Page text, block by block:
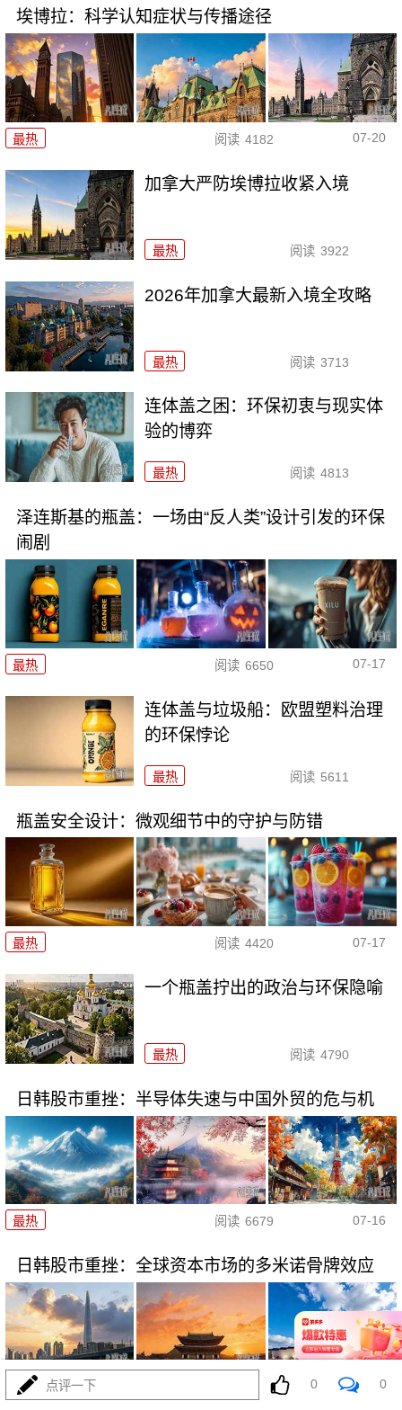
埃博拉：科学认知症状与传播途径
最热 阅读 4182 07-20
加拿大严防埃博拉收紧入境
最热 阅读 3922
2026年加拿大最新入境全攻略
最热 阅读 3713
连体盖之困：环保初衷与现实体
验的博弈
最热 阅读 4813
泽连斯基的瓶盖：一场由“反人类”设计引发的环保
闹剧
最热 阅读 6650 07-17
连体盖与垃圾船：欧盟塑料治理
的环保悖论
最热 阅读 5611
瓶盖安全设计：微观细节中的守护与防错
最热 阅读 4420 07-17
一个瓶盖拧出的政治与环保隐喻
最热 阅读 4790
日韩股市重挫：半导体失速与中国外贸的危与机
最热 阅读 6679 07-16
日韩股市重挫：全球资本市场的多米诺骨牌效应
最热 5562 07-16
点评一下 0 0